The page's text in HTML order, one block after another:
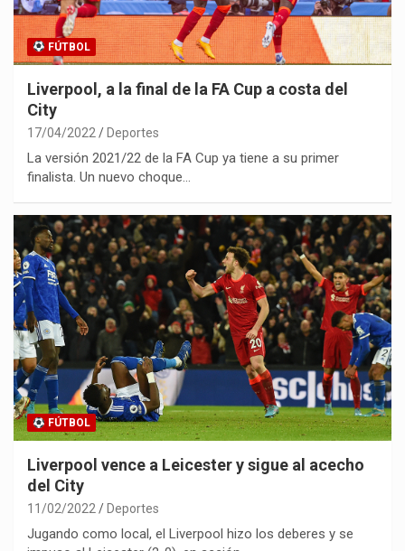
FÚTBOL
Liverpool, a la final de la FA Cup a costa del
City
17/04/2022 Deportes
La versión 2021/22 de la FA Cup ya tiene a su primer
finalista. Un nuevo choque…
FÚTBOL
Liverpool vence a Leicester y sigue al acecho
del City
11/02/2022 Deportes
Jugando como local, el Liverpool hizo los deberes y se